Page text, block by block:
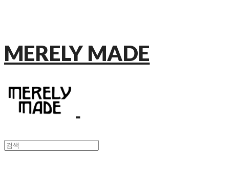
MERELY MADE